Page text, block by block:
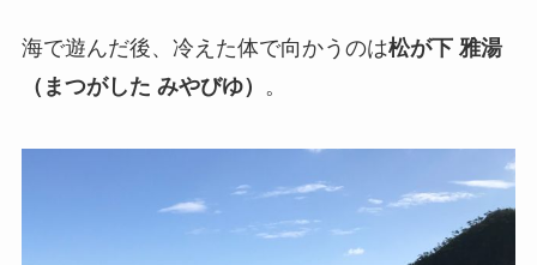
海で遊んだ後、冷えた体で向かうのは松が下 雅湯
（まつがした みやびゆ） 。